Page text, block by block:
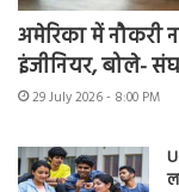
अमेरिका में नौकरी
इंजीनियर, बोले-
29 July 2026 - 8:00 PM